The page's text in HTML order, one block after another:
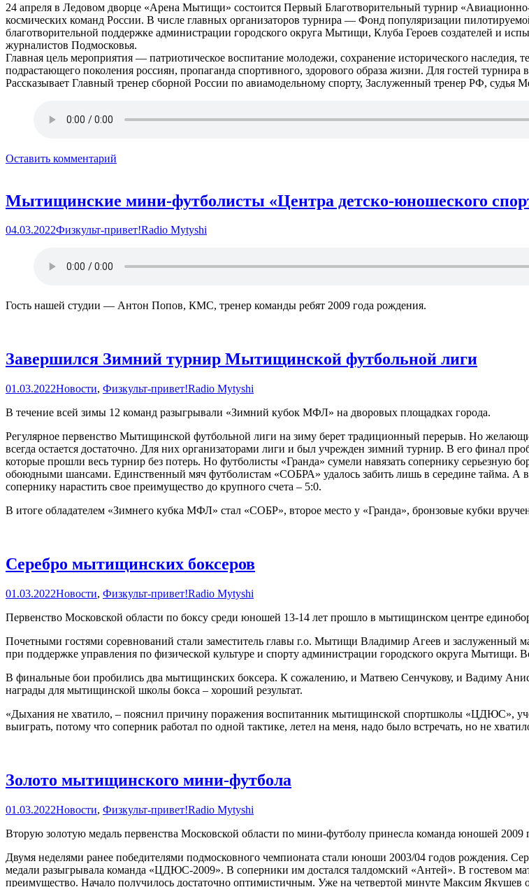
24 апреля в Ледовом дворце «Арена Мытищи» состоится Первый Благотворительный турнир
космических команд России. В числе главных организаторов турнира — Фонд популяризации
благотворительной поддержке администрации городского округа Мытищи, Клуба Героев создателей и
журналистов Подмосковья.
Главная цель мероприятия — патриотическое воспитание молодежи, сохранение исторического
подрастающего поколения россиян, пропаганда спортивного, здорового образа жизни. Для гостей турнира
Рассказывает Главный тренер сборной России по авиамодельному спорту, Заслуженный тренер РФ,
Оставить комментарий
Мытищинские мини-футболисты «Центра детско-юношеского
04.03.2022Физкульт-привет!Radio Mytyshi
Гость нашей студии — Антон Попов, КМС, тренер команды ребят 2009 года рождения.
Завершился Зимний турнир Мытищинской футбольной лиги
01.03.2022Новости, Физкульт-привет!Radio Mytyshi
В течение всей зимы 12 команд разыгрывали «Зимний кубок МФЛ» на дворовых площадках города.
Регулярное первенство Мытищинской футбольной лиги на зиму берет традиционный перерыв. Но
всегда остается достаточно. Для них организаторами лиги и был учрежден зимний турнир. В его финал
которые прошли весь турнир без потерь. Но футболисты «Гранда» сумели навязать сопернику серьезную
обоюдными шансами. Единственный мяч футболистам «СОБРА» удалось забить лишь в середине тайма. А
сопернику нарастить свое преимущество до крупного счета – 5:0.
В итоге обладателем «Зимнего кубка МФЛ» стал «СОБР», второе место у «Гранда», бронзовые кубки
Серебро мытищинских боксеров
01.03.2022Новости, Физкульт-привет!Radio Mytyshi
Первенство Московской области по боксу среди юношей 13-14 лет прошло в мытищинском центре
Почетными гостями соревнований стали заместитель главы г.о. Мытищи Владимир Агеев и
при поддержке управления по физической культуре и спорту администрации городского округа Мытищи.
В финальные бои пробились два мытищинских боксера. К сожалению, и Матвею Сенчукову, и Вадиму
награды для мытищинской школы бокса – хороший результат.
«Дыхания не хватило, – пояснил причину поражения воспитанник мытищинской спортшколы «ЦДЮС»,
выиграть, потому что соперник работал по одной тактике, летел на меня, надо было встречать, но не
Золото мытищинского мини‑футбола
01.03.2022Новости, Физкульт-привет!Radio Mytyshi
Вторую золотую медаль первенства Московской области по мини-футболу принесла команда юношей
Двумя неделями ранее победителями подмосковного чемпионата стали юноши 2003/04 годов рождения.
медали разыгрывала команда «ЦДЮС-2009». В соперники им достался талдомский «Антей». В гостевом
преимущество. Начало получилось достаточно оптимистичным. Уже на четвертой минуте Максим Якушев